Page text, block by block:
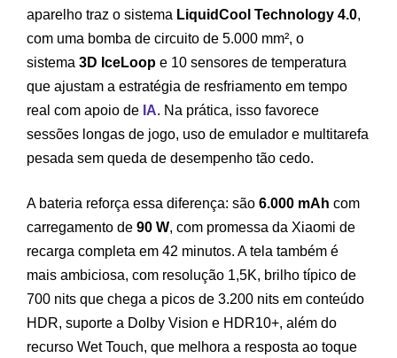
aparelho traz o sistema LiquidCool Technology 4.0,
com uma bomba de circuito de 5.000 mm², o
sistema 3D IceLoop e 10 sensores de temperatura
que ajustam a estratégia de resfriamento em tempo
real com apoio de IA. Na prática, isso favorece
sessões longas de jogo, uso de emulador e multitarefa
pesada sem queda de desempenho tão cedo.
A bateria reforça essa diferença: são 6.000 mAh com
carregamento de 90 W, com promessa da Xiaomi de
recarga completa em 42 minutos. A tela também é
mais ambiciosa, com resolução 1,5K, brilho típico de
700 nits que chega a picos de 3.200 nits em conteúdo
HDR, suporte a Dolby Vision e HDR10+, além do
recurso Wet Touch, que melhora a resposta ao toque